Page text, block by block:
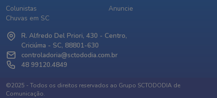
Colunistas
Chuvas em SC
Anuncie
R. Alfredo Del Priori, 430 - Centro,
Criciúma - SC, 88801-630
controladoria@sctododia.com.br
48 99120.4849
©2025 - Todos os direitos reservados ao Grupo SCTODODIA de
Comunicação.